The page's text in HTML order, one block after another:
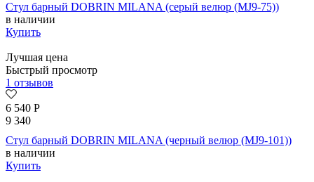
Стул барный DOBRIN MILANA (серый велюр (MJ9-75))
в наличии
Купить
Лучшая цена
Быстрый просмотр
1 отзывов
6 540 Р
9 340
Стул барный DOBRIN MILANA (черный велюр (MJ9-101))
в наличии
Купить